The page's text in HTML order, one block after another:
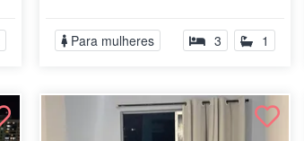
Para mulheres 3 1